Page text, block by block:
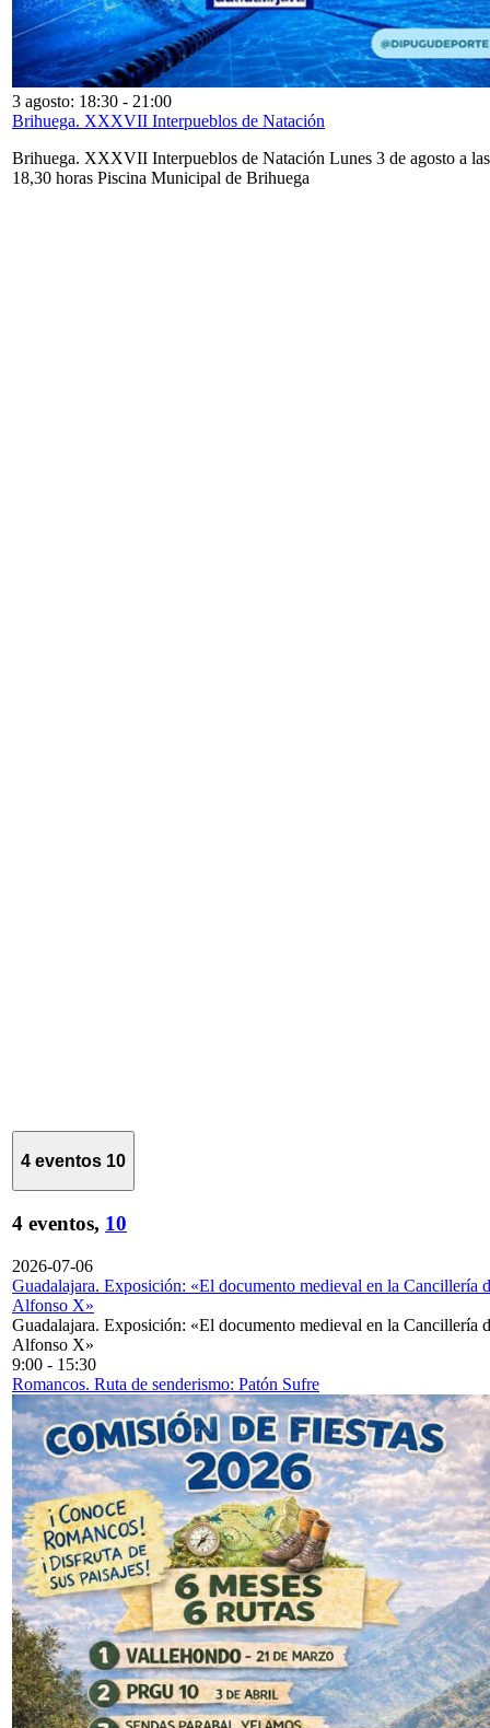
3 agosto: 18:30 - 21:00
Brihuega. XXXVII Interpueblos de Natación
Brihuega. XXXVII Interpueblos de Natación Lunes 3 de agosto a las
18,30 horas Piscina Municipal de Brihuega
4 eventos 10
4 eventos, 10
2026-07-06
Guadalajara. Exposición: «El documento medieval en la Cancillería
Alfonso X»
Guadalajara. Exposición: «El documento medieval en la Cancillería
Alfonso X»
9:00 - 15:30
Romancos. Ruta de senderismo: Patón Sufre